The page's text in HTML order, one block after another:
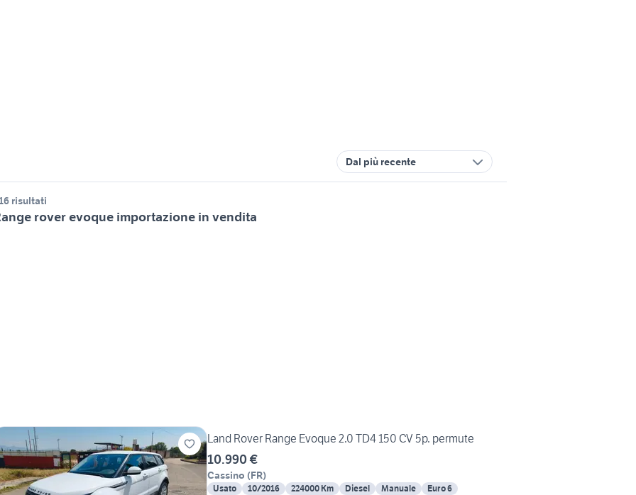
Dal più recente
risultati
rover evoque importazione in vendita
Land Rover Range Evoque 2.0 TD4 150 CV 5p. permute
10.990 €
Cassino (FR)
Usato 10/2016 224000 Km Diesel Manuale Euro 6